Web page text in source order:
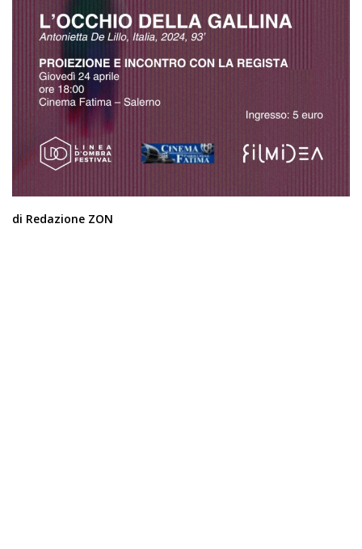
di Redazione ZON